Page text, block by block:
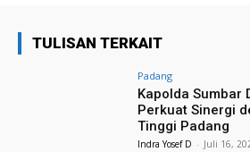
TULISAN TERKAIT
Padang
Kapolda Sumbar
Perkuat Sinergi
Tinggi Padang
Indra Yosef D - Juli 16,